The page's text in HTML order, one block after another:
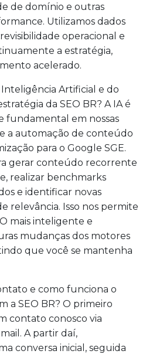
de domínio e outras
Utilizamos dados
operacional e
a estratégia,
acelerado.
Artificial e do
da SEO BR? A IA é
fundamental em nossas
a automação de conteúdo
para o Google SGE.
gerar conteúdo recorrente
realizar benchmarks
e identificar novas
relevância. Isso nos permite
mais inteligente e
mudanças dos motores
que você se mantenha
e como funciona o
a SEO BR? O primeiro
contato conosco via
A partir daí,
conversa inicial, seguida